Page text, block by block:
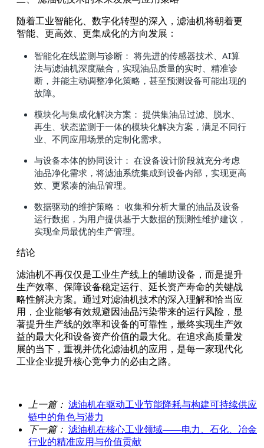
随着工业智能化、数字化转型的深入，滤油机将朝着更
智能、更高效、更集成化的方向发展：
智能化在线监测与诊断： 将先进的传感器技术、AI算
法与滤油机深度融合，实现油品质量的实时、精准诊
断，并能主动调整净化策略，甚至预测设备可能出现的
故障。
模块化与集成化解决方案： 提供集油品过滤、脱水、
再生、状态监测于一体的模块化解决方案，满足不同行
业、不同应用场景的定制化需求。
与设备本体的协同设计： 在设备设计阶段就充分考虑
油品净化需求，将滤油系统集成到设备内部，实现更高
效、更紧凑的油品管理。
数据驱动的维护策略： 收集和分析大量的油品及设备
运行数据，为用户提供基于大数据的预测性维护建议，
实现全局最优的生产管理。
结论
滤油机不再仅仅是工业生产线上的辅助设备，而是提升
生产效率、保障设备稳定运行、延长资产寿命的关键战
略性解决方案。通过对滤油机技术的深入理解和恰当应
用，企业能够有效规避因油品污染带来的运行风险，显
著提升生产线的效率和设备的可靠性，最终实现生产效
益的最大化和设备资产价值的最大化。在追求高质量发
展的当下，重视并优化滤油机的应用，是每一家现代化
工业企业提升核心竞争力的必由之路。
上一篇： 滤油机在驱动工业节能降耗与构建可持续供应
链中的角色与潜力
下一篇： 滤油机在核心工业领域——电力、石化、冶金
行业的精准应用与价值贡献